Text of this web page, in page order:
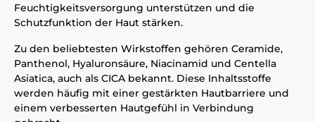
Feuchtigkeitsversorgung unterstützen und die
Schutzfunktion der Haut stärken.
Zu den beliebtesten Wirkstoffen gehören Ceramide,
Panthenol, Hyaluronsäure, Niacinamid und Centella
Asiatica, auch als CICA bekannt. Diese Inhaltsstoffe
werden häufig mit einer gestärkten Hautbarriere und
einem verbesserten Hautgefühl in Verbindung